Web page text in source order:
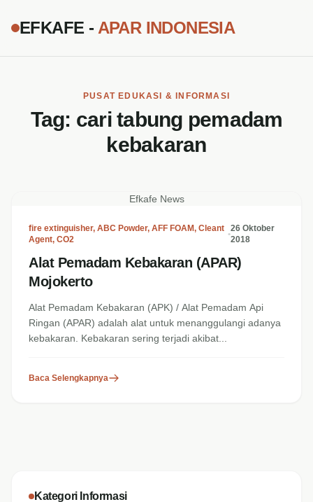
EFKAFE - APAR INDONESIA
PUSAT EDUKASI & INFORMASI
Tag: cari tabung pemadam
kebakaran
Efkafe News
fire extinguisher, ABC Powder, AFF FOAM, Cleant
Agent, CO2
•
26 Oktober
2018
Alat Pemadam Kebakaran (APAR)
Mojokerto
Alat Pemadam Kebakaran (APK) / Alat Pemadam Api
Ringan (APAR) adalah alat untuk menanggulangi adanya
kebakaran. Kebakaran sering terjadi akibat...
Baca Selengkapnya
Kategori Informasi